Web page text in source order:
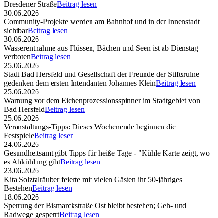
Dresdener StraßeBeitrag lesen
30.06.2026
Community-Projekte werden am Bahnhof und in der Innenstadt
sichtbarBeitrag lesen
30.06.2026
Wasserentnahme aus Flüssen, Bächen und Seen ist ab Dienstag
verbotenBeitrag lesen
25.06.2026
Stadt Bad Hersfeld und Gesellschaft der Freunde der Stiftsruine
gedenken dem ersten Intendanten Johannes KleinBeitrag lesen
25.06.2026
Warnung vor dem Eichenprozessionsspinner im Stadtgebiet von
Bad HersfeldBeitrag lesen
25.06.2026
Veranstaltungs-Tipps: Dieses Wochenende beginnen die
FestspieleBeitrag lesen
24.06.2026
Gesundheitsamt gibt Tipps für heiße Tage - "Kühle Karte zeigt, wo
es Abkühlung gibtBeitrag lesen
23.06.2026
Kita Solztalräuber feierte mit vielen Gästen ihr 50-jähriges
BestehenBeitrag lesen
18.06.2026
Sperrung der Bismarckstraße Ost bleibt bestehen; Geh- und
Radwege gesperrtBeitrag lesen